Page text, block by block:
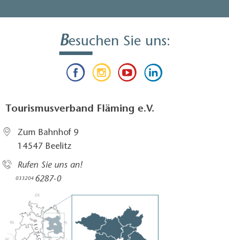
Besuchen Sie uns:
Tourismusverband Fläming e.V.
Zum Bahnhof 9
14547 Beelitz
Rufen Sie uns an!
033204 6287-0